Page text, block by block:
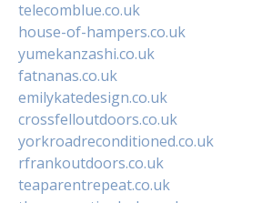
telecomblue.co.uk
house-of-hampers.co.uk
yumekanzashi.co.uk
fatnanas.co.uk
emilykatedesign.co.uk
crossfelloutdoors.co.uk
yorkroadreconditioned.co.uk
rfrankoutdoors.co.uk
teaparentrepeat.co.uk